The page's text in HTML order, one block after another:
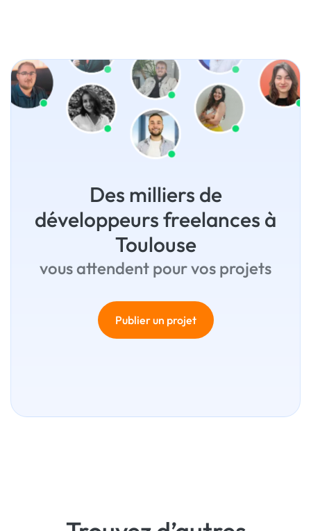
Des milliers de
développeurs freelances à
Toulouse
vous attendent pour vos projets
Publier un projet